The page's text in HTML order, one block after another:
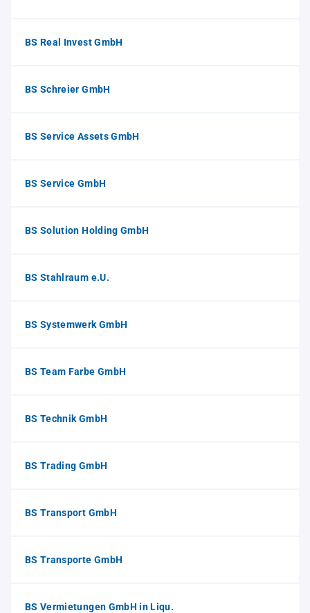
BS Real Invest GmbH
BS Schreier GmbH
BS Service Assets GmbH
BS Service GmbH
BS Solution Holding GmbH
BS Stahlraum e.U.
BS Systemwerk GmbH
BS Team Farbe GmbH
BS Technik GmbH
BS Trading GmbH
BS Transport GmbH
BS Transporte GmbH
BS Vermietungen GmbH in Liqu.